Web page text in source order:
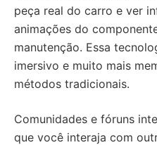
peça real do carro e ver
animações do
manutenção. Essa
imersivo e muito mais
métodos tradicionais.
Comunidades e fóruns
que você interaja com